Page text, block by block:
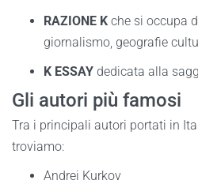
RAZIONE K che si occupa
giornalismo, geografie
K ESSAY dedicata alla
Gli autori più famosi
Tra i principali autori portati in
troviamo:
Andrei Kurkov